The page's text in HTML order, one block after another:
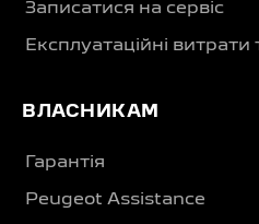
Записатися на сервіс
Експлуатаційні витрати
ВЛАСНИКАМ
Гарантія
Peugeot Assistance